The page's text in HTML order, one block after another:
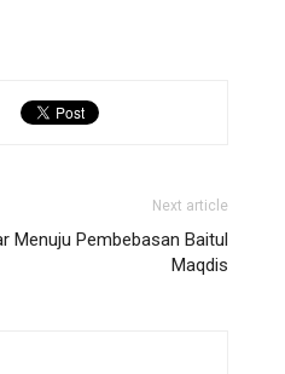
Next article
Menuju Pembebasan Baitul
Maqdis